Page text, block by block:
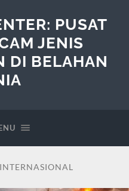
PUSAT
JENIS
DI BELAHAN